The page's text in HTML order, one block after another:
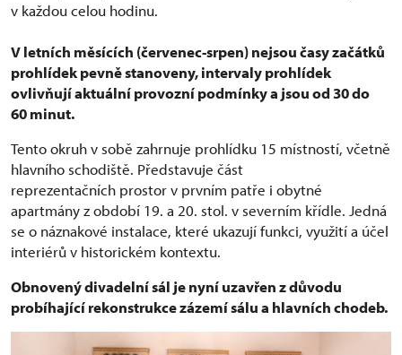
v každou celou hodinu.
V letních měsících (červenec-srpen) nejsou časy začátků
prohlídek pevně stanoveny, intervaly prohlídek
ovlivňují aktuální provozní podmínky a jsou od 30 do
60 minut.
Tento okruh v sobě zahrnuje prohlídku 15 místností, včetně
hlavního schodiště. Představuje část
reprezentačních prostor v prvním patře i obytné
apartmány z období 19. a 20. stol. v severním křídle. Jedná
se o náznakové instalace, které ukazují funkci, využití a účel
interiérů v historickém kontextu.
Obnovený divadelní sál je nyní uzavřen z důvodu
probíhající rekonstrukce zázemí sálu a hlavních chodeb.